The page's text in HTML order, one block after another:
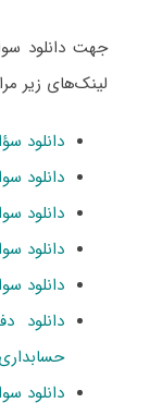
جهت دانلود
لینک‌های زیر
دانلود
دانلود
دانلود
دانلود
دانلود
دانلود